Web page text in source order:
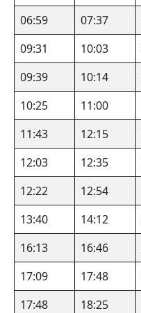
06:59
07:37
09:31
10:03
09:39
10:14
10:25
11:00
11:43
12:15
12:03
12:35
12:22
12:54
13:40
14:12
16:13
16:46
17:09
17:48
17:48
18:25